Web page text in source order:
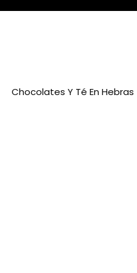
Chocolates Y Té En Hebras